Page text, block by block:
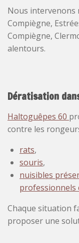
Nous intervenons
Compiègne,
Compiègne,
alentours.
Dératisation
Haltoguêpes 60
contre les
rats,
souris,
nuisibles
professionnels
Chaque situation
proposer une